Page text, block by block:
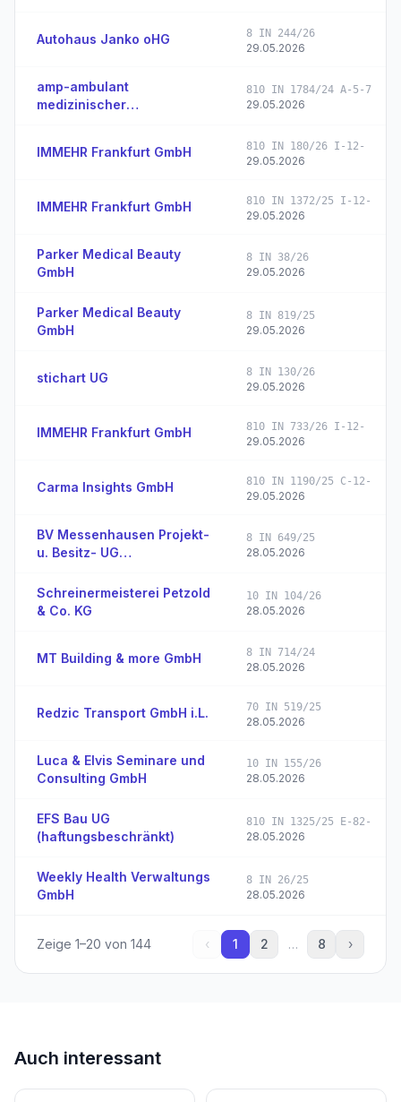
Autohaus Janko oHG 8 IN 244/26
29.05.2026
amp-ambulant
medizinischer
810 IN 1784/24 A-5-7
29.05.2026
IMMEHR Frankfurt GmbH 810 IN 180/26 I-12-
29.05.2026
IMMEHR Frankfurt GmbH 810 IN 1372/25 I-12-
29.05.2026
Parker Medical Beauty
GmbH
8 IN 38/26
29.05.2026
Parker Medical Beauty
GmbH
8 IN 819/25
29.05.2026
stichart UG 8 IN 130/26
29.05.2026
IMMEHR Frankfurt GmbH 810 IN 733/26 I-12-
29.05.2026
Carma Insights GmbH 810 IN 1190/25 C-12-
29.05.2026
BV Messenhausen Projekt-
u. Besitz- UG
8 IN 649/25
28.05.2026
Schreinermeisterei Petzold
& Co. KG
10 IN 104/26
28.05.2026
MT Building & more GmbH 8 IN 714/24
28.05.2026
Redzic Transport GmbH i.L. 70 IN 519/25
28.05.2026
Luca & Elvis Seminare und
Consulting GmbH
10 IN 155/26
28.05.2026
EFS Bau UG
(haftungsbeschränkt)
810 IN 1325/25 E-82-
28.05.2026
Weekly Health Verwaltungs
GmbH
8 IN 26/25
28.05.2026
Zeige 1–20 von 144 ‹ 1 2 … 8 ›
Auch interessant